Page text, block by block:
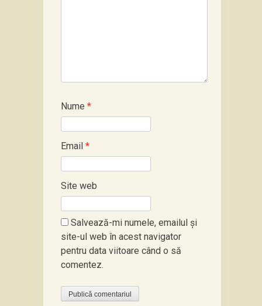
Nume *
Email *
Site web
Salvează-mi numele, emailul și
site-ul web în acest navigator
pentru data viitoare când o să
comentez.